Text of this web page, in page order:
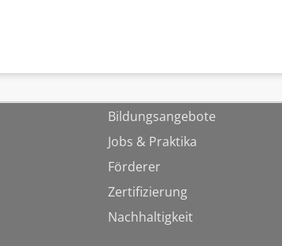
Bildungsangebote
Jobs & Praktika
Förderer
Zertifizierung
Nachhaltigkeit